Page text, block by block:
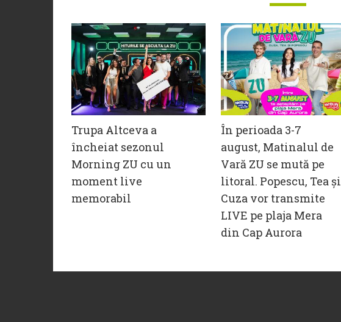
Trupa Altceva a
încheiat sezonul
Morning ZU cu un
moment live
memorabil
În perioada 3-7
august, Matinalul de
Vară ZU se mută pe
litoral. Popescu, Tea și
Cuza vor transmite
LIVE pe plaja Mera
din Cap Aurora